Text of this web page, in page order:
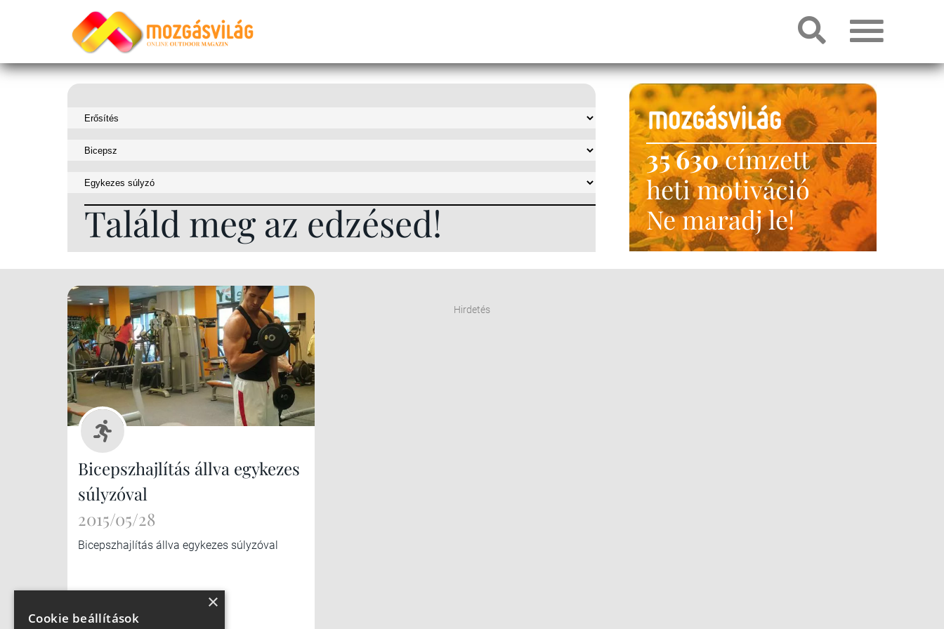
Találd meg az edzésed!
35 630címzett
heti motiváció
Ne maradj le!
Bicepszhajlítás állva egykezes
súlyzóval
2015/05/28
Bicepszhajlítás állva egykezes súlyzóval
Hirdetés
×
Cookie beállítások